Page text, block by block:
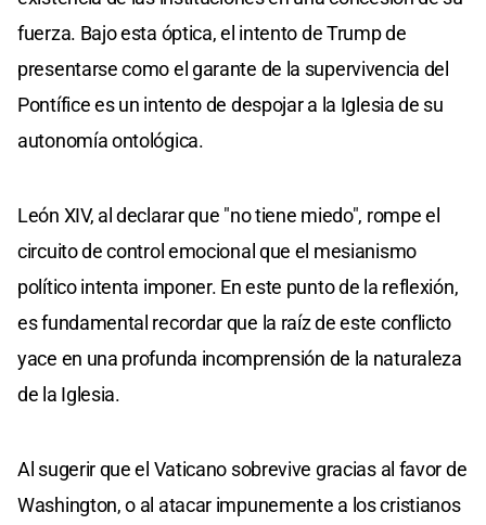
fuerza. Bajo esta óptica, el intento de Trump de
presentarse como el garante de la supervivencia del
Pontífice es un intento de despojar a la Iglesia de su
autonomía ontológica.
León XIV, al declarar que "no tiene miedo", rompe el
circuito de control emocional que el mesianismo
político intenta imponer. En este punto de la reflexión,
es fundamental recordar que la raíz de este conflicto
yace en una profunda incomprensión de la naturaleza
de la Iglesia.
Al sugerir que el Vaticano sobrevive gracias al favor de
Washington, o al atacar impunemente a los cristianos